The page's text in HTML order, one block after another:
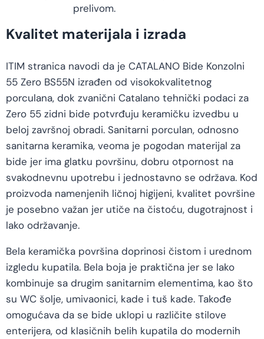
prelivom.
Kvalitet materijala i izrada
ITIM stranica navodi da je CATALANO Bide Konzolni
55 Zero BS55N izrađen od visokokvalitetnog
porculana, dok zvanični Catalano tehnički podaci za
Zero 55 zidni bide potvrđuju keramičku izvedbu u
beloj završnoj obradi. Sanitarni porculan, odnosno
sanitarna keramika, veoma je pogodan materijal za
bide jer ima glatku površinu, dobru otpornost na
svakodnevnu upotrebu i jednostavno se održava. Kod
proizvoda namenjenih ličnoj higijeni, kvalitet površine
je posebno važan jer utiče na čistoću, dugotrajnost i
lako održavanje.
Bela keramička površina doprinosi čistom i urednom
izgledu kupatila. Bela boja je praktična jer se lako
kombinuje sa drugim sanitarnim elementima, kao što
su WC šolje, umivaonici, kade i tuš kade. Takođe
omogućava da se bide uklopi u različite stilove
enterijera, od klasičnih belih kupatila do modernih